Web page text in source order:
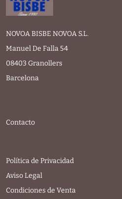
NOVOA BISBE NOVOA S.L.
Manuel De Falla 54
08403 Granollers
Barcelona
Contacto
Política de Privacidad
Aviso Legal
Condiciones de Venta